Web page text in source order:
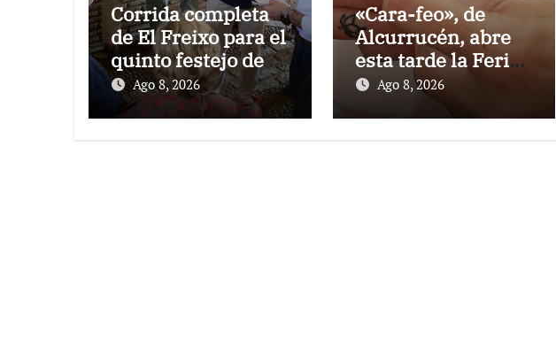
Corrida completa
de El Freixo para el
quinto festejo de la
Temporada de
Verano en El
Ago 8, 2026
«Cara-feo», de
Alcurrucén, abre
esta tarde la Feria
de la Peregrina de
Ago 8, 2026